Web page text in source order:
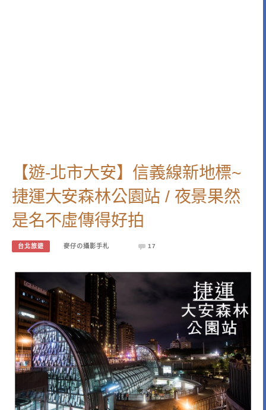
【遊-北市大安】信義線新地標~
捷運大安森林公園站 / 夜景果然
是名不虛傳得好拍
台北旅遊 麥仔の攝影手札 17